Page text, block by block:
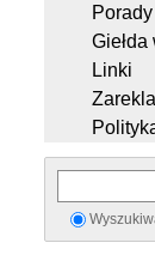
Giełda
Linki